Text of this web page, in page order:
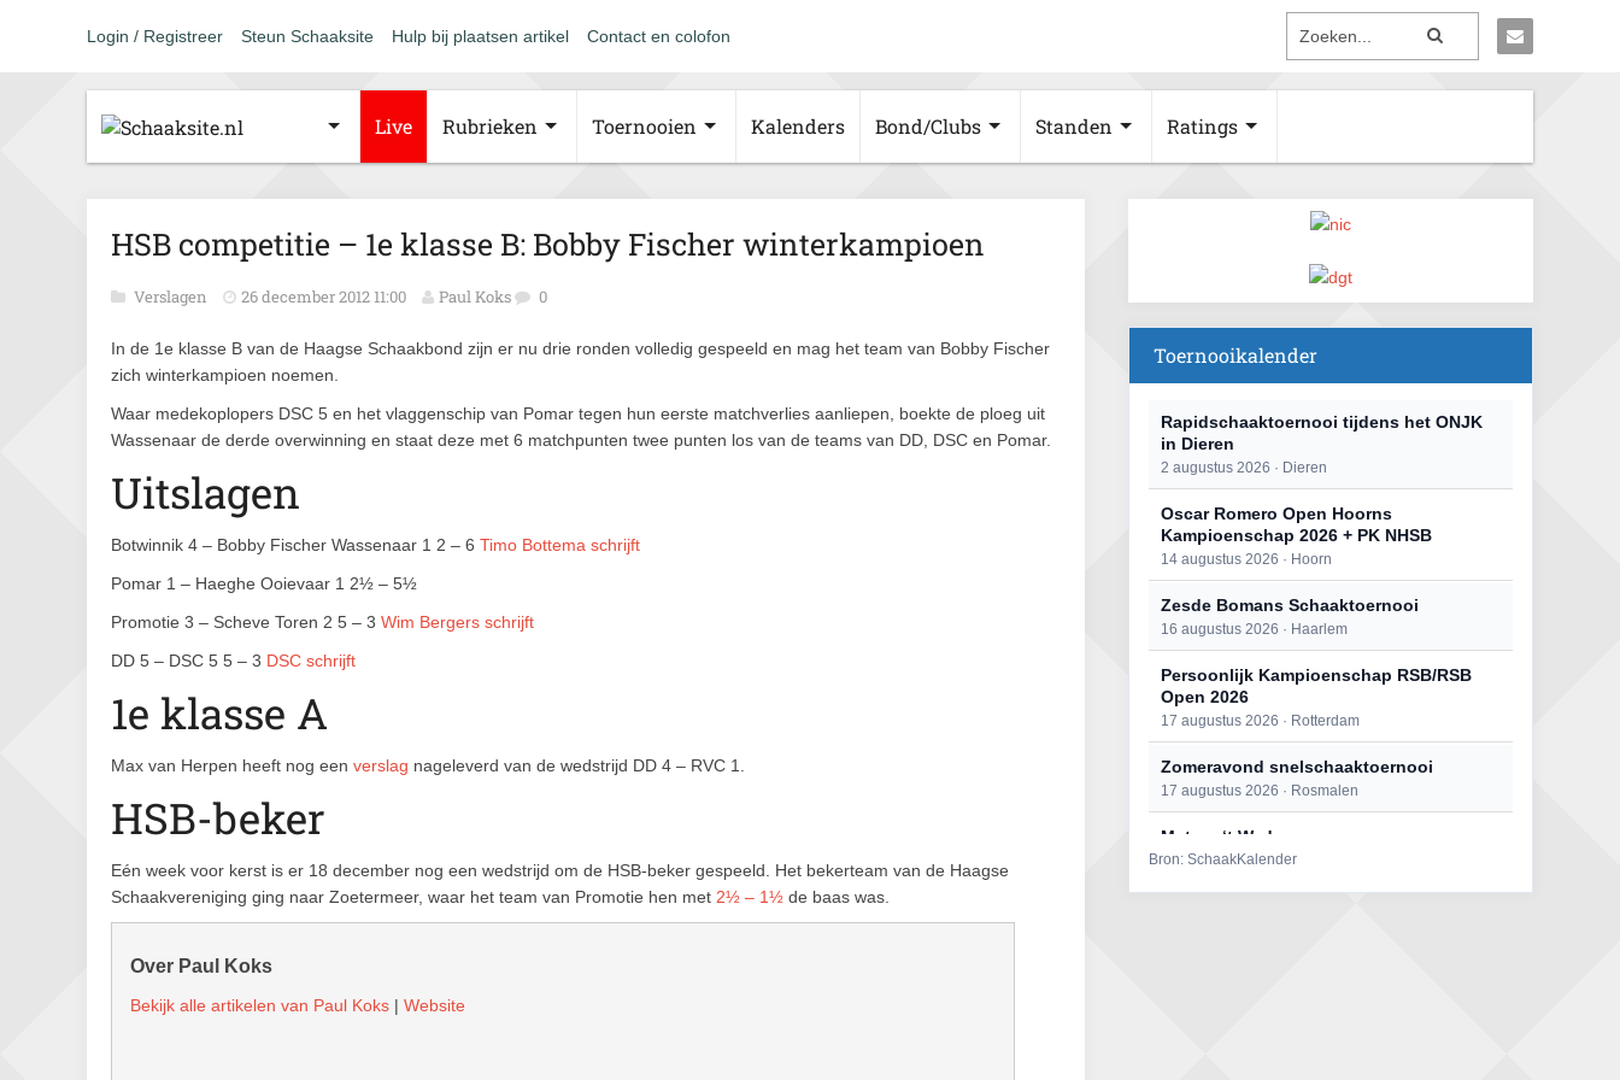
Login / Registreer Steun Schaaksite Hulp bij plaatsen artikel Contact en colofon
Live Rubrieken Toernooien Kalenders Bond/Clubs Standen Ratings
HSB competitie – 1e klasse B: Bobby Fischer winterkampioen
Verslagen 26 december 2012 11:00 Paul Koks 0
In de 1e klasse B van de Haagse Schaakbond zijn er nu drie ronden volledig gespeeld en mag het team van Bobby Fischer
zich winterkampioen noemen.
Waar medekoplopers DSC 5 en het vlaggenschip van Pomar tegen hun eerste matchverlies aanliepen, boekte de ploeg uit
Wassenaar de derde overwinning en staat deze met 6 matchpunten twee punten los van de teams van DD, DSC en Pomar.
Uitslagen
Botwinnik 4 – Bobby Fischer Wassenaar 1 2 – 6 Timo Bottema schrijft
Pomar 1 – Haeghe Ooievaar 1 2½ – 5½
Promotie 3 – Scheve Toren 2 5 – 3 Wim Bergers schrijft
DD 5 – DSC 5 5 – 3 DSC schrijft
1e klasse A
Max van Herpen heeft nog een verslag nageleverd van de wedstrijd DD 4 – RVC 1.
HSB-beker
Eén week voor kerst is er 18 december nog een wedstrijd om de HSB-beker gespeeld. Het bekerteam van de Haagse
Schaakvereniging ging naar Zoetermeer, waar het team van Promotie hen met 2½ – 1½ de baas was.
Over Paul Koks
Bekijk alle artikelen van Paul Koks | Website
Toernooikalender
Rapidschaaktoernooi tijdens het ONJK
in Dieren
2 augustus 2026 · Dieren
Oscar Romero Open Hoorns
Kampioenschap 2026 + PK NHSB
14 augustus 2026 · Hoorn
Zesde Bomans Schaaktoernooi
16 augustus 2026 · Haarlem
Persoonlijk Kampioenschap RSB/RSB
Open 2026
17 augustus 2026 · Rotterdam
Zomeravond snelschaaktoernooi
17 augustus 2026 · Rosmalen
Mat op ‘t Wad
22 augustus 2026 · Den Burg, Texel
Bron: SchaakKalender